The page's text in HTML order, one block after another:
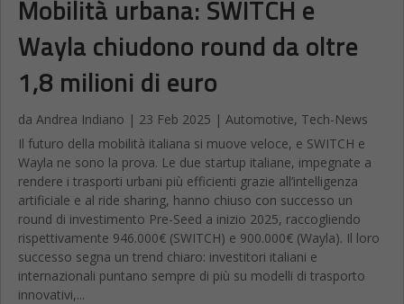
Mobilità urbana: SWITCH e
Wayla chiudono round da oltre
1,8 milioni di euro
da Andrea Indiano | 23 Feb 2025 | Automotive, Tech-News
Il futuro della mobilità italiana si muove veloce, e SWITCH e
Wayla ne sono la prova. Le due startup italiane, impegnate a
rendere i trasporti urbani più efficienti grazie all’intelligenza
artificiale e al ride sharing, hanno chiuso con successo un
round di investimento Pre-Seed a inizio 2025, raccogliendo
rispettivamente 946.000€ (SWITCH) e 900.000€ (Wayla). Il loro
successo segna un trend chiaro: investitori italiani e
internazionali puntano sempre di più su modelli di trasporto
innovativi,...